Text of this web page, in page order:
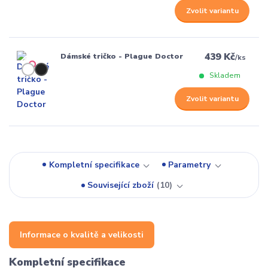
Zvolit variantu
Dámské tričko - Plague Doctor 439 Kč/ks
Skladem
Zvolit variantu
Kompletní specifikace
Parametry
Související zboží
10
Informace o kvalitě a velikosti
Kompletní specifikace